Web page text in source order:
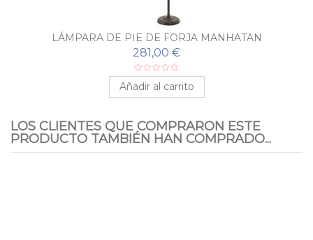
LÁMPARA DE PIE DE FORJA MANHATAN
281,00 €
Añadir al carrito
LOS CLIENTES QUE COMPRARON ESTE
PRODUCTO TAMBIÉN HAN COMPRADO...